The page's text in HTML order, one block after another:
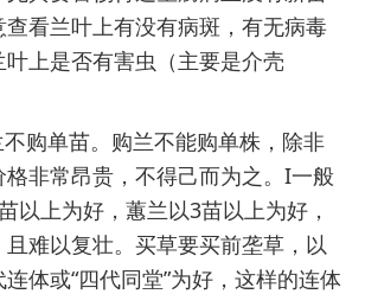
看兰叶上有没有病斑，有无病毒
上是否有害虫（主要是介壳
不购单苗。购兰不能购单株，除非
非常昂贵，不得己而为之。I一般
以上为好，蕙兰以3苗以上为好，
难以复壮。买草要买前垄草，以
体或“四代同堂”为好，这样的连体